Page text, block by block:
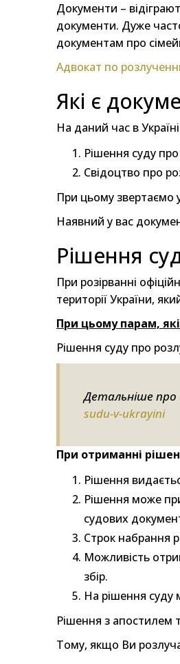
Документи –
документи. Дуже
документам про
Адвокат по
Які є
На даний час в
Рішення суду
Свідоцтво про
При цьому звертаємо
Наявний у вас
Рішення
При розірванні
території України,
При цьому парам,
Рішення суду про
Детальніше
sudu-v-ukrayini
При отриманні
Рішення
Рішення може
судових
Строк набрання
Можливість
збір.
На рішення суду
Рішення з апостилем
Тому, якщо Ви